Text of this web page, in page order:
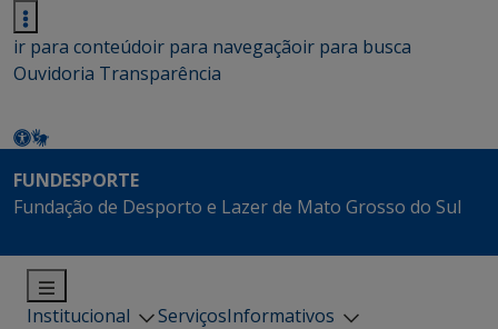
ir para conteúdoir para navegaçãoir para busca
Ouvidoria Transparência
FUNDESPORTE
Fundação de Desporto e Lazer de Mato Grosso do Sul
Institucional ServiçosInformativos